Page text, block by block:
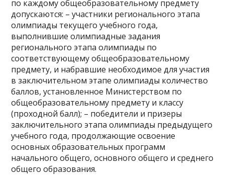
по каждому общеобразовательному предмету
допускаются: – участники регионального этапа
олимпиады текущего учебного года,
выполнившие олимпиадные задания
регионального этапа олимпиады по
соответствующему общеобразовательному
предмету, и набравшие необходимое для участия
в заключительном этапе олимпиады количество
баллов, установленное Министерством по
общеобразовательному предмету и классу
(проходной балл); – победители и призеры
заключительного этапа олимпиады предыдущего
учебного года, продолжающие освоение
основных образовательных программ
начального общего, основного общего и среднего
общего образования.